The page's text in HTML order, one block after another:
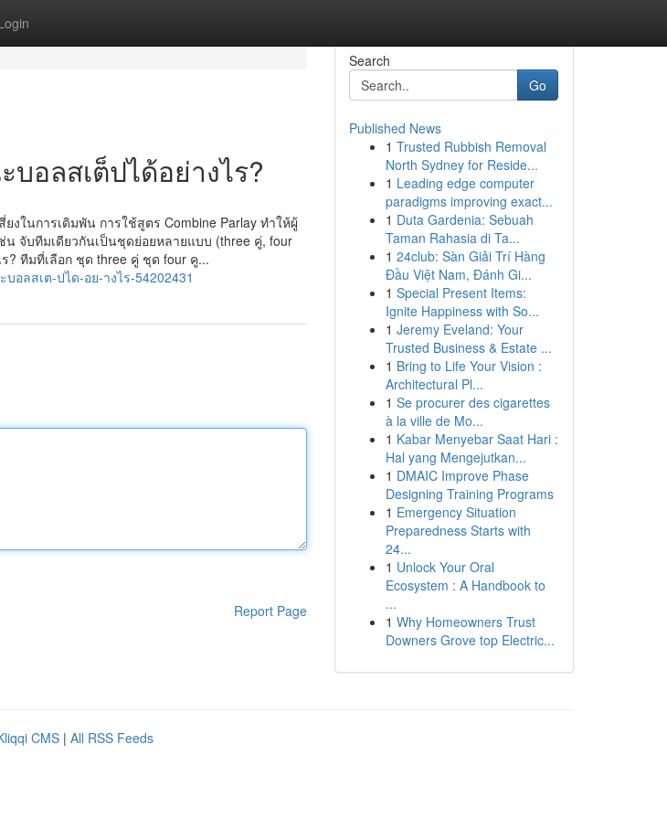
บอลสเต็ปได้อย่างไร?
งในการเดิมพัน การใช้สูตร Combine Parlay ทำให้ผู้
น จับทีมเดียวกันเป็นชุดย่อยหลายแบบ (three คู่, four
? ทีมที่เลือก ชุด three คู่ ชุด four คู...
อลสเต-ปได-อย-างไร-54202431
Report Page
Search
Go
Published News
1 Trusted Rubbish Removal
North Sydney for Reside...
1 Leading edge computer
paradigms improving exact...
1 Duta Gardenia: Sebuah
Taman Rahasia di Ta...
1 24club: Sàn Giải Trí Hàng
Đầu Việt Nam, Đánh Gi...
1 Special Present Items:
Ignite Happiness with So...
1 Jeremy Eveland: Your
Trusted Business & Estate ...
1 Bring to Life Your Vision :
Architectural Pl...
1 Se procurer des cigarettes
à la ville de Mo...
1 Kabar Menyebar Saat Hari :
Hal yang Mengejutkan...
1 DMAIC Improve Phase
Designing Training Programs
1 Emergency Situation
Preparedness Starts with
24...
1 Unlock Your Oral
Ecosystem : A Handbook to
...
1 Why Homeowners Trust
Downers Grove top Electric...
CMS | All RSS Feeds